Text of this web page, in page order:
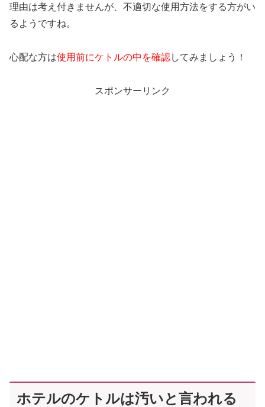
理由は考え付きませんが、不適切な使用方法をする方がい
るようですね。
心配な方は使用前にケトルの中を確認してみましょう！
スポンサーリンク
ホテルのケトルは汚いと言われる